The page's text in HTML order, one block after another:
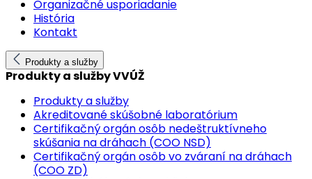
Organizačné usporiadanie
História
Kontakt
Produkty a služby
Produkty a služby VVÚŽ
Produkty a služby
Akreditované skúšobné laboratórium
Certifikačný orgán osôb nedeštruktívneho
skúšania na dráhach (COO NSD)
Certifikačný orgán osôb vo zváraní na dráhach
(COO ZD)